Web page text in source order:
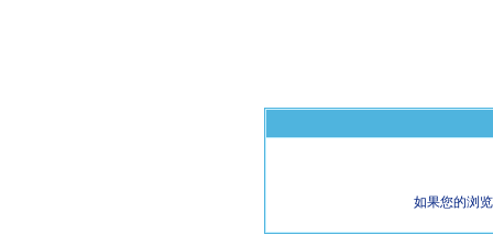
如果您的浏